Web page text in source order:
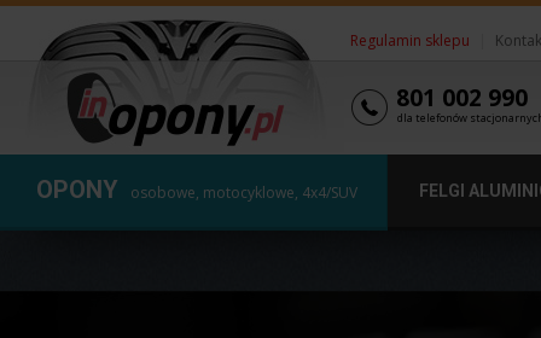
Regulamin sklepu
801 002 990
dla telefonów
OPONY osobowe, motocyklowe, 4x4/SUV FELGI